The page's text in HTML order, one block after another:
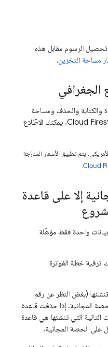
الرسوم مقابل هذه
مساحة التخزين.
الجغرافي
والكتابة والحذف ومساحة
Cloud، يمكنك الاطّلاع
يتم تطبيق الأسعار المدرَجة
.
إلا على قاعدة
واحدة فقط مؤهّلة
ترقية خطة الفوترة
تنشئها (بغض النظر عن رقم
المجانية. إذا حذفت قاعدة
التالية التي تنشئها هي قاعدة
على الحصة المجانية.